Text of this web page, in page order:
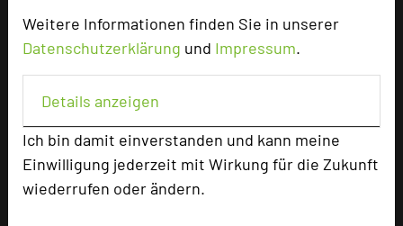
Weitere Informationen finden Sie in unserer
Datenschutzerklärung und Impressum.
Details anzeigen
Ich bin damit einverstanden und kann meine
Einwilligung jederzeit mit Wirkung für die Zukunft
wiederrufen oder ändern.
Max. Tagungskapazität (Personen)
Parlamentarisch
Reihenbestuhlung
90
Tagungsräume
Ausstellungsfläche 300 qm
Zimmer
57
Doppelzimmer